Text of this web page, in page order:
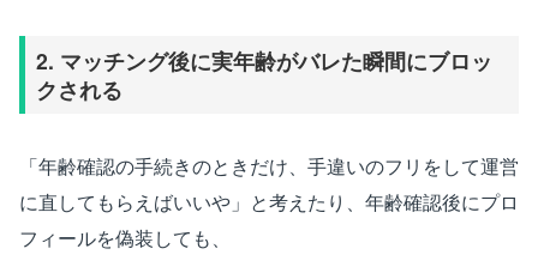
2. マッチング後に実年齢がバレた瞬間にブロッ
クされる
「年齢確認の手続きのときだけ、手違いのフリをして運営
に直してもらえばいいや」と考えたり、年齢確認後にプロ
フィールを偽装しても、